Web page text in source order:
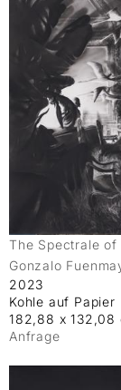
The Spectrale of
Gonzalo
2023
Kohle auf Papier
182,88 x 132,08
Anfrage